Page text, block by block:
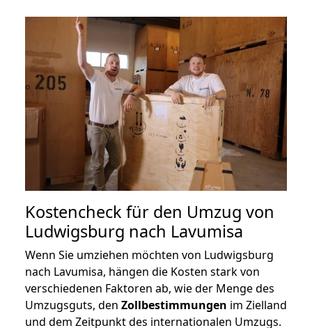
Kostencheck für den Umzug von
Ludwigsburg nach Lavumisa
Wenn Sie umziehen möchten von Ludwigsburg
nach Lavumisa, hängen die Kosten stark von
verschiedenen Faktoren ab, wie der Menge des
Umzugsguts, den Zollbestimmungen im Zielland
und dem Zeitpunkt des internationalen Umzugs.